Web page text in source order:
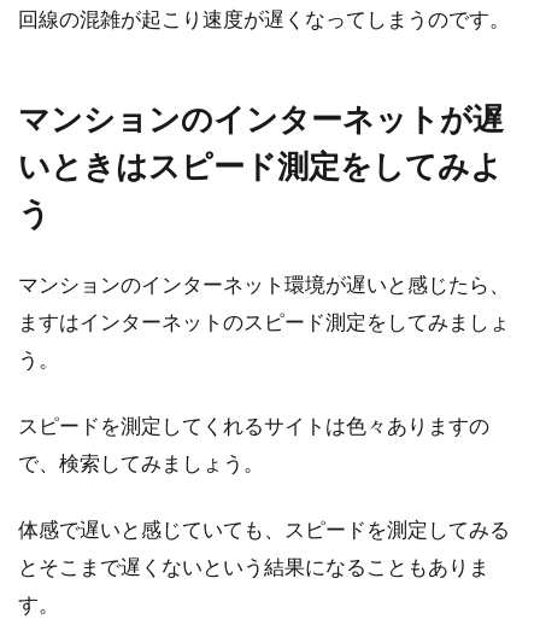
回線の混雑が起こり速度が遅くなってしまうのです。
マンションのインターネットが遅
いときはスピード測定をしてみよ
う
マンションのインターネット環境が遅いと感じたら、
ますはインターネットのスピード測定をしてみましょ
う。
スピードを測定してくれるサイトは色々ありますの
で、検索してみましょう。
体感で遅いと感じていても、スピードを測定してみる
とそこまで遅くないという結果になることもありま
す。